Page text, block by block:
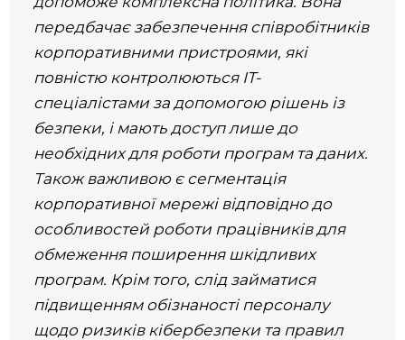
передбачає забезпечення співробітників
корпоративними пристроями, які
повністю контролюються ІТ-
спеціалістами за допомогою рішень із
безпеки, і мають доступ лише до
необхідних для роботи програм та даних.
Також важливою є сегментація
корпоративної мережі відповідно до
особливостей роботи працівників для
обмеження поширення шкідливих
програм. Крім того, слід займатися
підвищенням обізнаності персоналу
щодо ризиків кібербезпеки та правил